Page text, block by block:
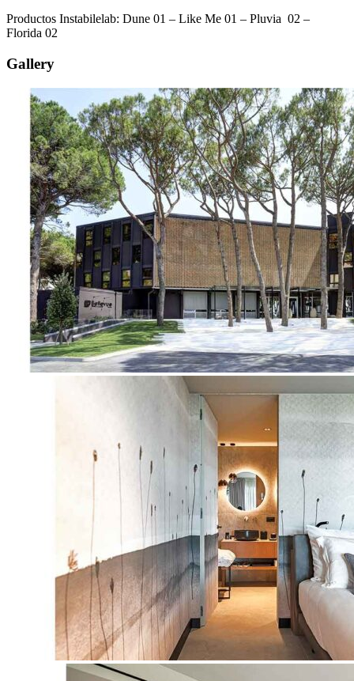
Productos Instabilelab: Dune 01 – Like Me 01 – Pluvia 02 –
Florida 02
Gallery